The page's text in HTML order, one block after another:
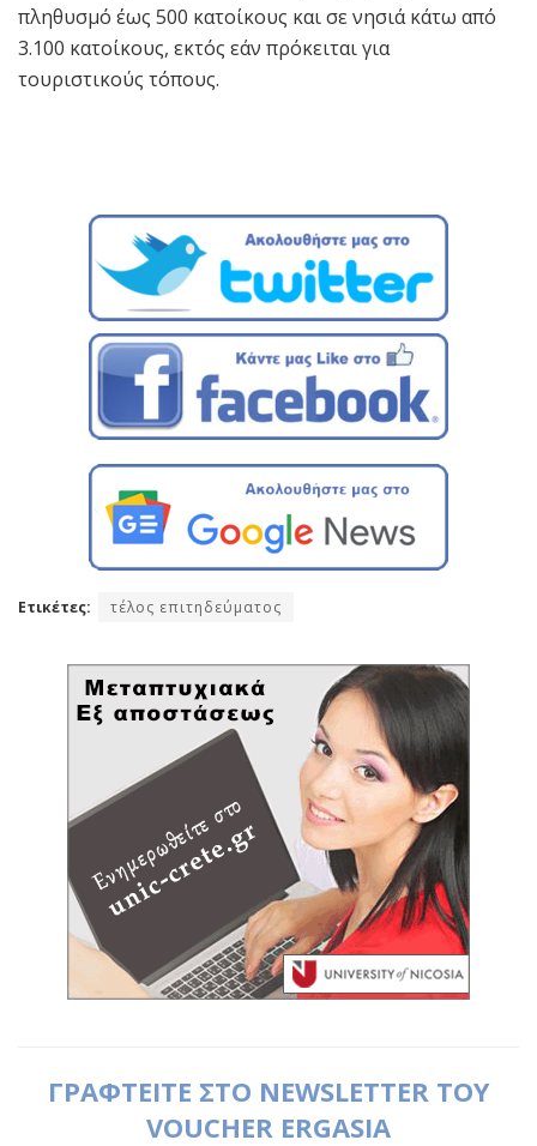
πληθυσμό έως 500 κατοίκους και σε νησιά κάτω από
3.100 κατοίκους, εκτός εάν πρόκειται για
τουριστικούς τόπους.
Ετικέτες: τέλος επιτηδεύματος
ΓΡΑΦΤΕΙΤΕ ΣΤΟ NEWSLETTER ΤΟΥ
VOUCHER ERGASIA